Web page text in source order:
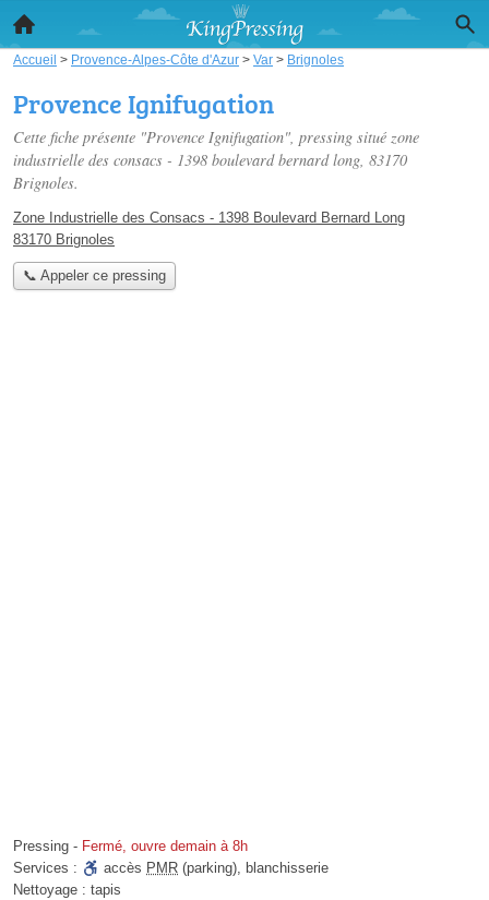
Accueil > Provence-Alpes-Côte d'Azur > Var > Brignoles
Provence Ignifugation
Cette fiche présente "Provence Ignifugation", pressing situé zone
industrielle des consacs - 1398 boulevard bernard long, 83170
Brignoles.
Zone Industrielle des Consacs - 1398 Boulevard Bernard Long
83170 Brignoles
📞 Appeler ce pressing
Pressing - Fermé, ouvre demain à 8h
Services :
accès PMR (parking), blanchisserie
Nettoyage : tapis